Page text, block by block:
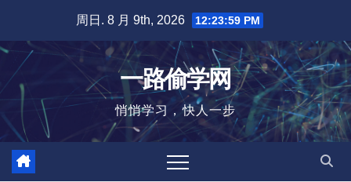
内
容
周日. 8 月 9th, 2026 12:24:00 PM
一路偷学网
悄悄学习，快人一步